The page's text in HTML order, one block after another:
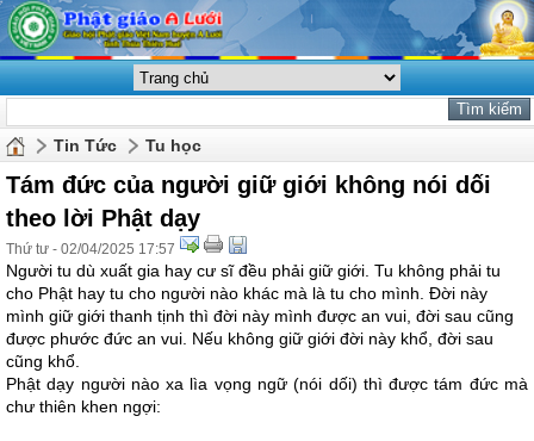
Tin Tức Tu học
Tám đức của người giữ giới không nói dối
theo lời Phật dạy
Thứ tư - 02/04/2025 17:57
Người tu dù xuất gia hay cư sĩ đều phải giữ giới. Tu không phải tu
cho Phật hay tu cho người nào khác mà là tu cho mình. Đời này
mình giữ giới thanh tịnh thì đời này mình được an vui, đời sau cũng
được phước đức an vui. Nếu không giữ giới đời này khổ, đời sau
cũng khổ.
Phật dạy người nào xa lìa vọng ngữ (nói dối) thì được tám đức mà
chư thiên khen ngợi: